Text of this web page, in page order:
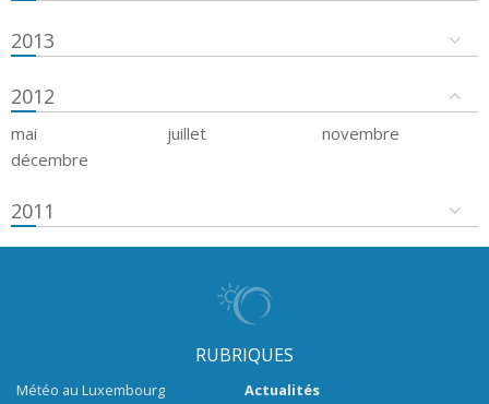
2013
2012
mai juillet
novembre
décembre
2011
RUBRIQUES
Météo au Luxembourg
Actualités